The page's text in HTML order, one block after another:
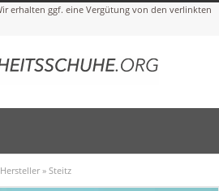
Hersteller » Steitz